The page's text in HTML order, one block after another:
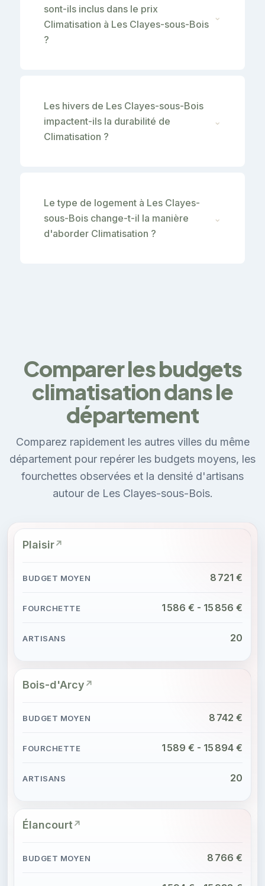
sont-ils inclus dans le prix
Climatisation à Les Clayes-sous-Bois
?
⌄
Les hivers de Les Clayes-sous-Bois
impactent-ils la durabilité de
Climatisation ?
⌄
Le type de logement à Les Clayes-
sous-Bois change-t-il la manière
d'aborder Climatisation ?
⌄
Comparer les budgets
climatisation dans le
département
Comparez rapidement les autres villes du même
département pour repérer les budgets moyens, les
fourchettes observées et la densité d'artisans
autour de Les Clayes-sous-Bois.
Plaisir
8 721 €
1 586 € - 15 856 €
20
Bois-d'Arcy
8 742 €
1 589 € - 15 894 €
20
Élancourt
8 766 €